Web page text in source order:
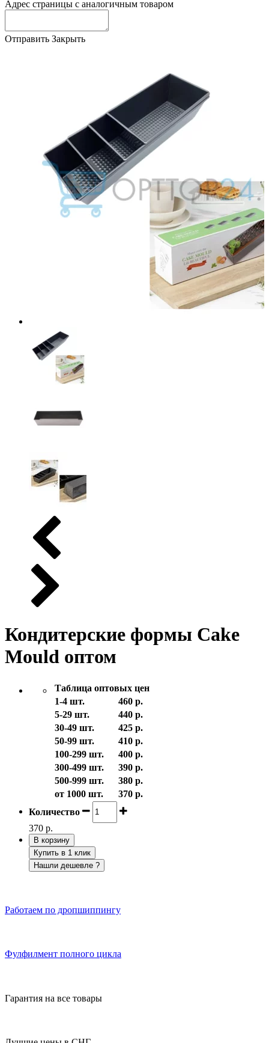
Адрес страницы с аналогичным товаром
Отправить Закрыть
Кондитерские формы Cake
Mould оптом
Таблица оптовых цен
1-4 шт.
460 р.
5-29 шт.
440 р.
30-49 шт.
425 р.
50-99 шт.
410 р.
100-299 шт.
400 р.
300-499 шт.
390 р.
500-999 шт.
380 р.
от 1000 шт.
370 р.
Количество
370 р.
В корзину
Купить в 1 клик
Нашли дешевле ?
Работаем по дропшиппингу
Фулфилмент полного цикла
Гарантия на все товары